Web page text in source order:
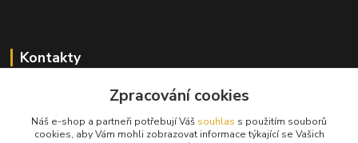
Kontakty
+420 603 824 940Zpracování cookies
Náš e-shop a partneři potřebují Váš souhlas s použitím souborů
cookies, aby Vám mohli zobrazovat informace týkající se Vašich